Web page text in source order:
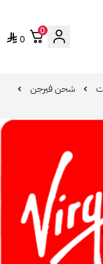
0
0
شحن فيرجن